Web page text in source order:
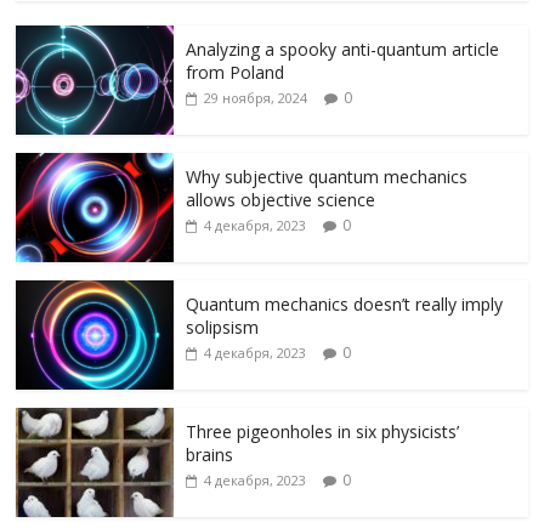
e
b
o
o
k
itt
er gr
a
R
u
n
o
kl
s
ni
р
и
т
Analyzing a spooky anti-quantum article
from Poland
29 ноября, 2024 0
Why subjective quantum mechanics
allows objective science
4 декабря, 2023 0
Quantum mechanics doesn’t really imply
solipsism
4 декабря, 2023 0
Three pigeonholes in six physicists’
brains
4 декабря, 2023 0